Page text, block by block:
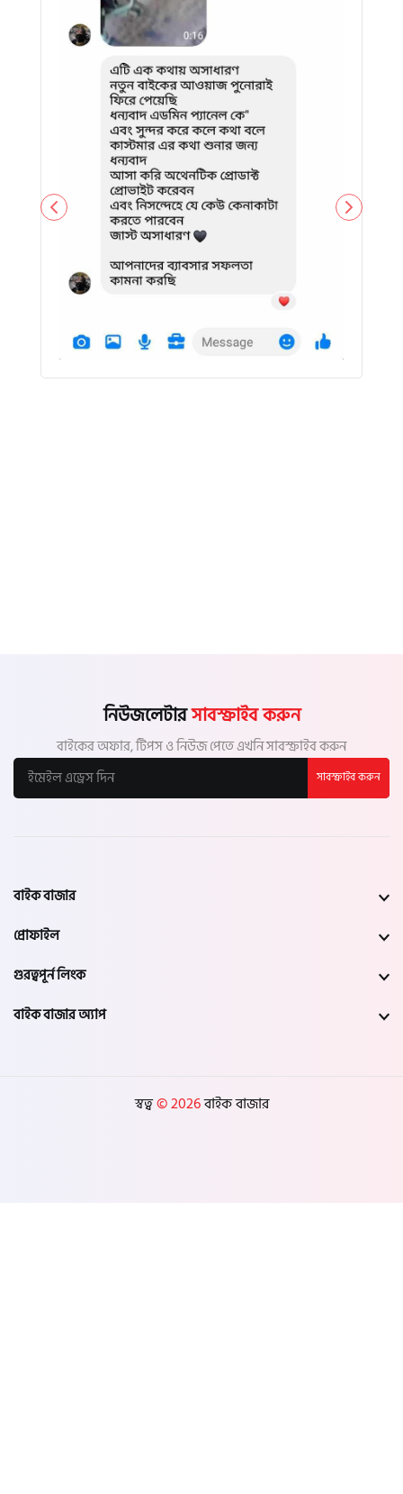
নিউজলেটারসাবস্ক্রাইব করুন
বাইকের অফার, টিপস ও নিউজ পেতে এখনি সাবস্ক্রাইব করুন
সাবস্ক্রাইব করুন
বাইক বাজার
প্রোফাইল
গুরত্বপূর্ন লিংক
বাইক বাজার অ্যাপ
স্বত্ব© 2026বাইক বাজার